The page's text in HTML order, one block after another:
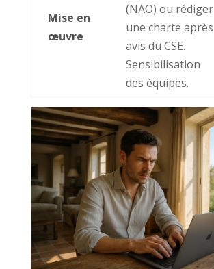
Mise en
œuvre
(NAO) ou rédiger
une charte après
avis du CSE.
Sensibilisation
des équipes.